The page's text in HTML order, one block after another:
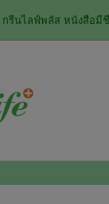
กรีนไลฟ์พลัส หนังสือมี